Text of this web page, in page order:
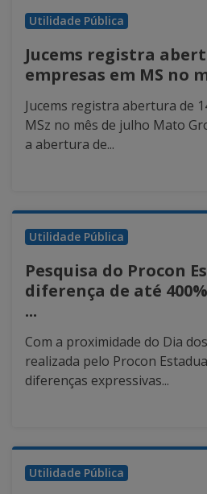
Utilidade Pública
Jucems registra
empresas em MS no
Jucems registra abertura de
MSz no mês de julho Mato
a abertura de...
Utilidade Pública
Pesquisa do Procon
diferença de até
...
Com a proximidade do Dia
realizada pelo Procon
diferenças expressivas...
Utilidade Pública